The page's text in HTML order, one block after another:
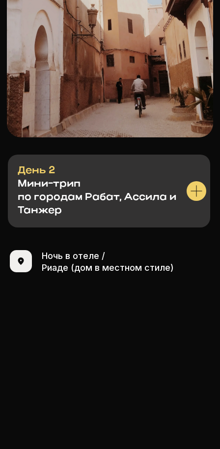
День 2
Мини-трип
по городам Рабат, Ассила и
Танжер
Ночь в отеле /
Риаде (дом в местном стиле)